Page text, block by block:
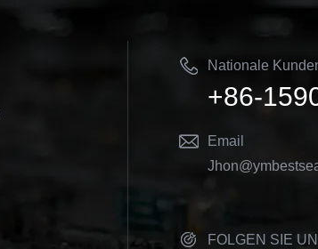
Nationale
+86-
Email
FOLGEN SIE